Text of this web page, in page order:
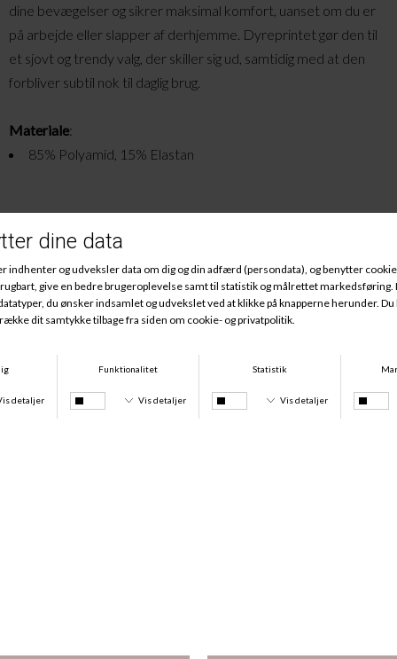
dine bevægelser og sikrer maksimal komfort, uanset om du er
på arbejde eller slapper af derhjemme. Dyreprintet gør den til
et sjovt og trendy valg, der skiller sig ud, samtidig med at den
forbliver subtil nok til daglig brug.
Materiale:
85% Polyamid, 15% Elastan
Andre købte også